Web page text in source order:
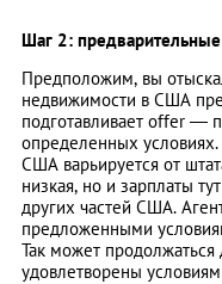
Шаг 2: предварительные
Предположим, вы
недвижимости в США
подготавливает offer —
определенных
США варьируется от
низкая, но и зарплаты
других частей США.
предложенными
Так может
удовлетворены